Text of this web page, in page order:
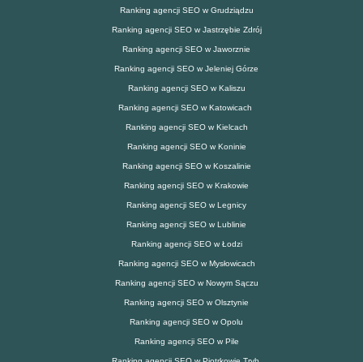
Ranking agencji SEO w Grudziądzu
Ranking agencji SEO w Jastrzębie Zdrój
Ranking agencji SEO w Jaworznie
Ranking agencji SEO w Jeleniej Górze
Ranking agencji SEO w Kaliszu
Ranking agencji SEO w Katowicach
Ranking agencji SEO w Kielcach
Ranking agencji SEO w Koninie
Ranking agencji SEO w Koszalinie
Ranking agencji SEO w Krakowie
Ranking agencji SEO w Legnicy
Ranking agencji SEO w Lublinie
Ranking agencji SEO w Łodzi
Ranking agencji SEO w Mysłowicach
Ranking agencji SEO w Nowym Sączu
Ranking agencji SEO w Olsztynie
Ranking agencji SEO w Opolu
Ranking agencji SEO w Pile